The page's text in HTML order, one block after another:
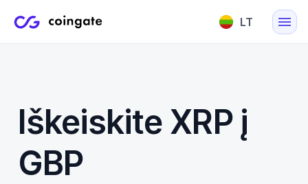
LT
Iškeiskite XRP į
GBP